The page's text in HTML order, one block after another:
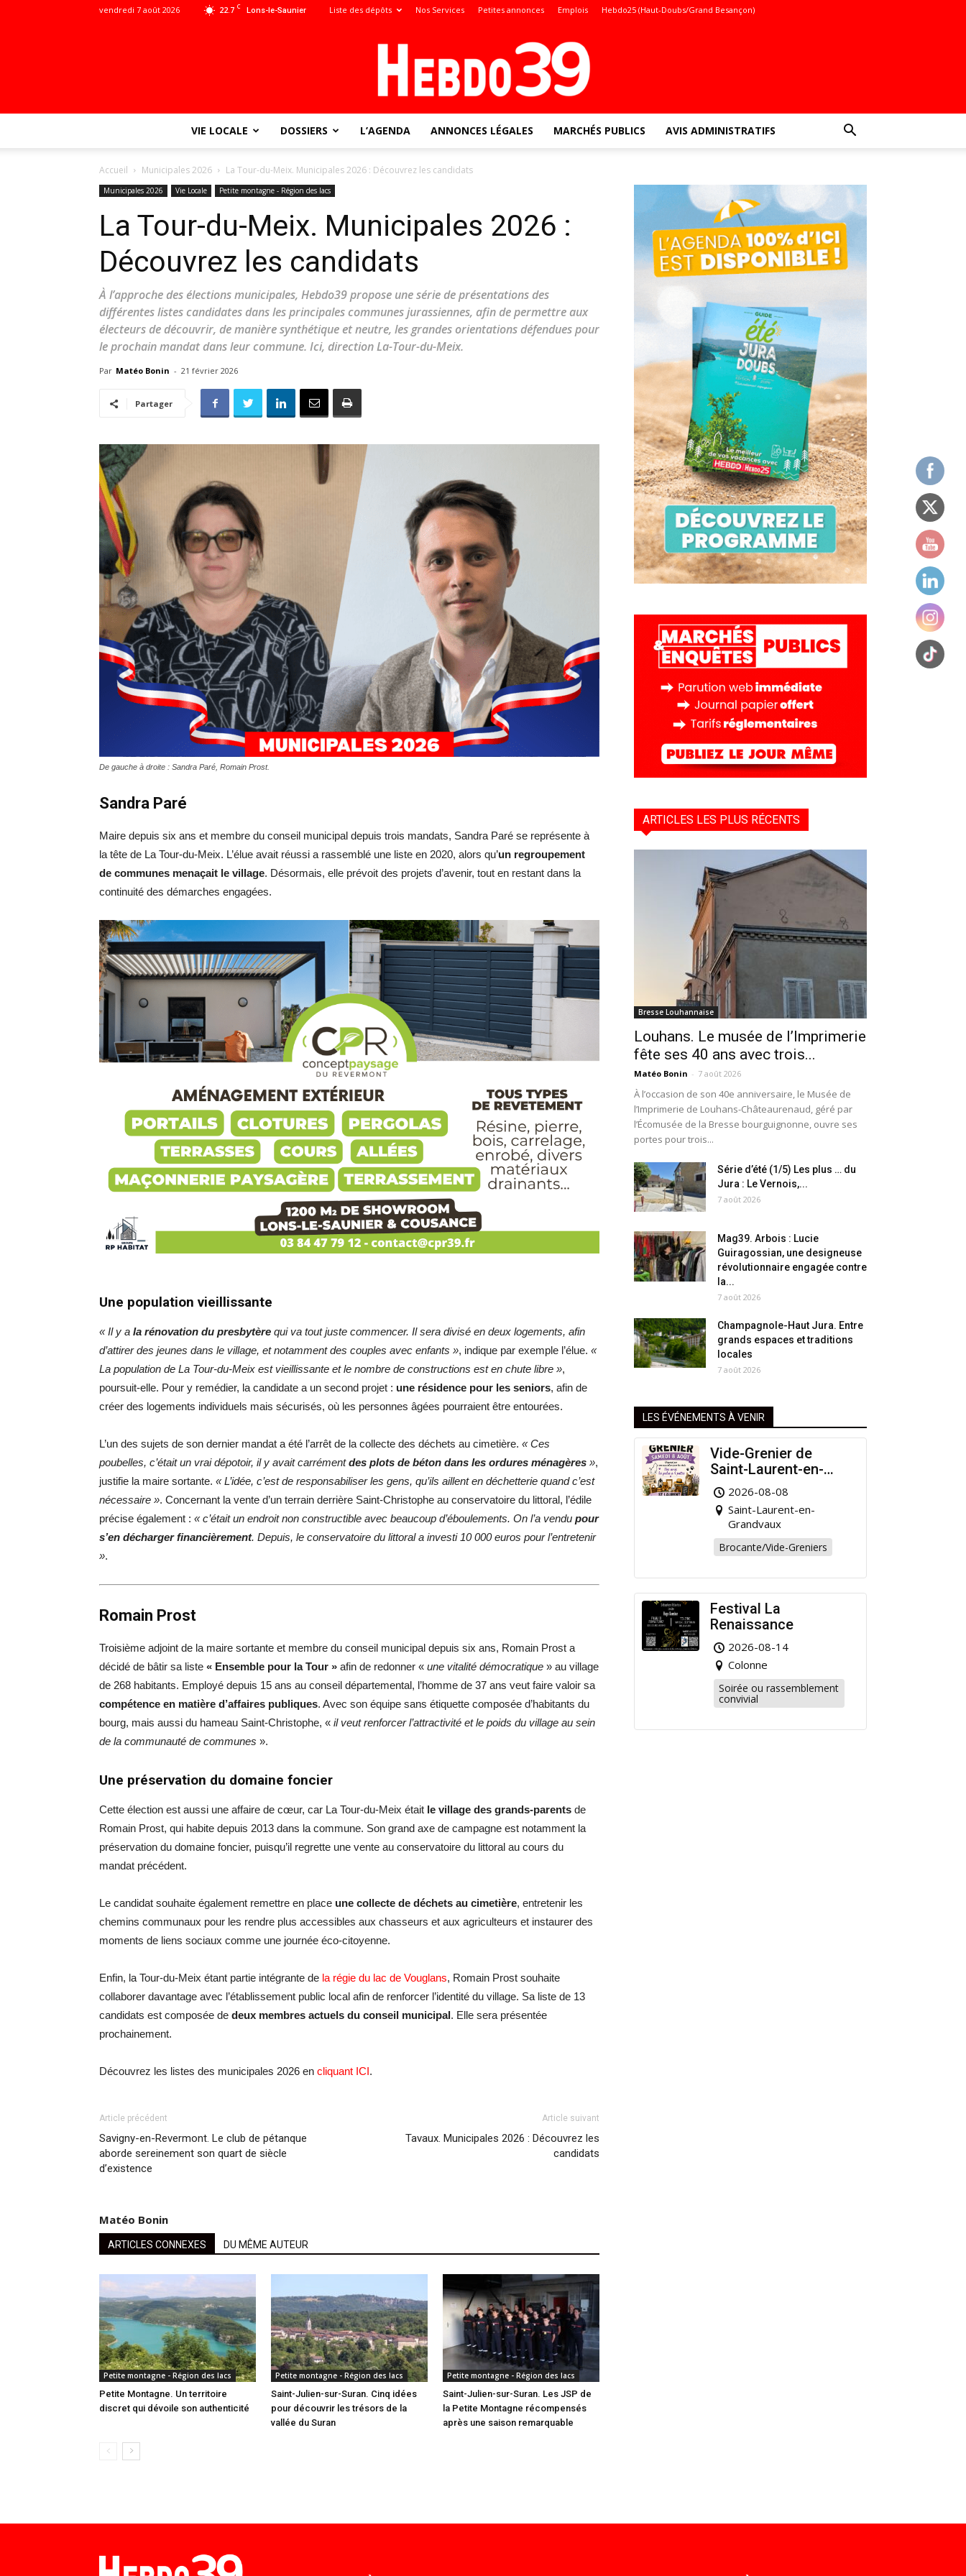
22.7 C Lons-le-Saunier
vendredi 7 août 2026 Liste des dépôts Nos Services Petites annonces Emplois Hebdo25 (Haut-Doubs/Grand Besançon)
toute
locale
Hebdo39
VIE LOCALE DOSSIERS L’AGENDA ANNONCES LÉGALES MARCHÉS PUBLICS AVIS ADMINISTRATIFS
Accueil Municipales 2026 La Tour-du-Meix. Municipales 2026 : Découvrez les candidats
Municipales 2026 Vie Locale Petite montagne - Région des lacs
La Tour-du-Meix. Municipales 2026 :
Découvrez les candidats
À l’approche des élections municipales, Hebdo39 propose une série de présentations des
différentes listes candidates dans les principales communes jurassiennes, afin de permettre aux
électeurs de découvrir, de manière synthétique et neutre, les grandes orientations défendues pour
le prochain mandat dans leur commune. Ici, direction La-Tour-du-Meix.
Par Matéo Bonin - 21 février 2026
Partager
De gauche à droite : Sandra Paré, Romain Prost.
Sandra Paré
Maire depuis six ans et membre du conseil municipal depuis trois mandats, Sandra Paré se représente à
la tête de La Tour-du-Meix. L’élue avait réussi a rassemblé une liste en 2020, alors qu’un regroupement
de communes menaçait le village. Désormais, elle prévoit des projets d’avenir, tout en restant dans la
continuité des démarches engagées.
Une population vieillissante
« Il y a la rénovation du presbytère qui va tout juste commencer. Il sera divisé en deux logements, afin
d’attirer des jeunes dans le village, et notamment des couples avec enfants », indique par exemple l’élue. «
La population de La Tour-du-Meix est vieillissante et le nombre de constructions est en chute libre »,
poursuit-elle. Pour y remédier, la candidate a un second projet : une résidence pour les seniors, afin de
créer des logements individuels mais sécurisés, où les personnes âgées pourraient être entourées.
L’un des sujets de son dernier mandat a été l’arrêt de la collecte des déchets au cimetière. «Ces
poubelles, c’était un vrai dépotoir, il y avait carrémentdes plots de béton dans les ordures ménagères »,
justifie la maire sortante. «L’idée, c’est de responsabiliser les gens, qu’ils aillent en déchetterie quand c’est
nécessaire ». Concernant la vente d’un terrain derrière Saint-Christophe au conservatoire du littoral, l’édile
précise également : « c’était un endroit non constructible avec beaucoup d’éboulements. On l’a vendu pour
s’en décharger financièrement. Depuis, le conservatoire du littoral a investi 10 000 euros pour l’entretenir
».
Romain Prost
Troisième adjoint de la maire sortante et membre du conseil municipal depuis six ans, Romain Prost a
décidé de bâtir sa liste « Ensemble pour la Tour » afin de redonner « une vitalité démocratique » au village
de 268 habitants. Employé depuis 15 ans au conseil départemental, l’homme de 37 ans veut faire valoir sa
compétence en matière d’affaires publiques. Avec son équipe sans étiquette composée d’habitants du
bourg, mais aussi du hameau Saint-Christophe, « il veut renforcer l’attractivité et le poids du village au sein
de la communauté de communes ».
Une préservation du domaine foncier
Cette élection est aussi une affaire de cœur, car La Tour-du-Meix était le village des grands-parents de
Romain Prost, qui habite depuis 2013 dans la commune. Son grand axe de campagne est notamment la
préservation du domaine foncier, puisqu’il regrette une vente au conservatoire du littoral au cours du
mandat précédent.
Le candidat souhaite également remettre en place une collecte de déchets au cimetière, entretenir les
chemins communaux pour les rendre plus accessibles aux chasseurs et aux agriculteurs et instaurer des
moments de liens sociaux comme une journée éco-citoyenne.
Enfin, la Tour-du-Meix étant partie intégrante de la régie du lac de Vouglans, Romain Prost souhaite
collaborer davantage avec l’établissement public local afin de renforcer l’identité du village. Sa liste de 13
candidats est composée de deux membres actuels du conseil municipal. Elle sera présentée
prochainement.
Découvrez les listes des municipales 2026 en cliquant ICI.
Article précédent
Savigny-en-Revermont. Le club de pétanque
aborde sereinement son quart de siècle
d’existence
Article suivant
Tavaux. Municipales 2026 : Découvrez les
candidats
Matéo Bonin
ARTICLES CONNEXES DU MÊME AUTEUR
Petite montagne - Région des lacs
Petite Montagne. Un territoire
discret qui dévoile son authenticité
Petite montagne - Région des lacs
Saint-Julien-sur-Suran. Cinq idées
pour découvrir les trésors de la
vallée du Suran
Petite montagne - Région des lacs
Saint-Julien-sur-Suran. Les JSP de
la Petite Montagne récompensés
après une saison remarquable
ARTICLES LES PLUS RÉCENTS
Bresse Louhannaise
Louhans. Le musée de l’Imprimerie
fête ses 40 ans avec trois...
Matéo Bonin - 7 août 2026
À l’occasion de son 40e anniversaire, le Musée de
l’Imprimerie de Louhans-Châteaurenaud, géré par
l’Écomusée de la Bresse bourguignonne, ouvre ses
portes pour trois...
Série d’été (1/5) Les plus … du
Jura : Le Vernois,...
7 août 2026
Mag39. Arbois : Lucie
Guiragossian, une designeuse
révolutionnaire engagée contre
la...
7 août 2026
Champagnole-Haut Jura. Entre
grands espaces et traditions
locales
7 août 2026
LES ÉVÉNEMENTS À VENIR
Vide-Grenier de
Saint-Laurent-en-
Grandvaux : Venez
chiner pour la bonne
cause !
2026-08-08
Saint-Laurent-en-
Grandvaux
Brocante/Vide-Greniers
Festival La
Renaissance
2026-08-14
Colonne
Soirée ou rassemblement
convivial